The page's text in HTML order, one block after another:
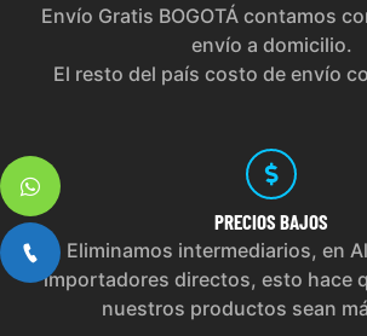
Envío Gratis BOGOTÁ contamos
envío a domicilio.
El resto del país costo de envío
PRECIOS BAJOS
Eliminamos intermediarios, en
importadores directos, esto hace
nuestros productos sean